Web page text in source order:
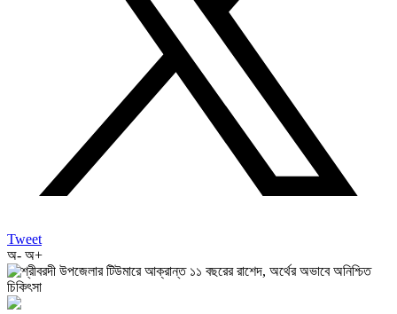
Tweet
অ- অ+